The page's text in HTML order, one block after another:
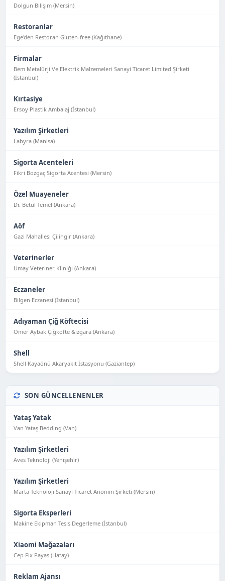
Dolgun Bilişim (Mersin)
Restoranlar
Ege'den Restoran Gluten-free (Kağıthane)
Firmalar
Bem Metalürji Ve Elektrik Malzemeleri Sanayi Ticaret Limited Şirketi
(İstanbul)
Kırtasiye
Ersoy Plastik Ambalaj (İstanbul)
Yazılım Şirketleri
Labyra (Manisa)
Sigorta Acenteleri
Fikri Bozgaç Sigorta Acentesi (Mersin)
Özel Muayeneler
Dr. Betül Temel (Ankara)
Aöf
Gazi Mahallesi Çilingir (Ankara)
Veterinerler
Umay Veteriner Kliniği (Ankara)
Eczaneler
Bilgen Eczanesi (İstanbul)
Adıyaman Çiğ Köftecisi
Ömer Aybak Çiğköfte &ızgara (Ankara)
Shell
Shell Kayaönü Akaryakıt İstasyonu (Gaziantep)
SON GÜNCELLENENLER
Yataş Yatak
Van Yataş Bedding (Van)
Yazılım Şirketleri
Aves Teknoloji (Yeni̇şehi̇r)
Yazılım Şirketleri
Marta Teknoloji Sanayi Ticaret Anonim Şirketi (Mersin)
Sigorta Eksperleri
Makine Ekipman Tesis Degerleme (İstanbul)
Xiaomi Mağazaları
Cep Fix Payas (Hatay)
Reklam Ajansı